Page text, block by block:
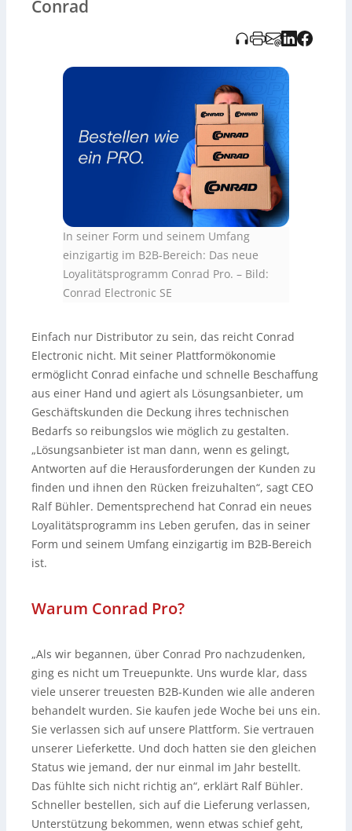
kostenlosen Versand bei jeder Bestellung, 30 Tage
erweitertes Zahlungsziel sowie 36 Monate Garantie auf
und ein spezieller Servicekontakt mit Antwortgarantie
innerhalb von maximal fünf Stunden. Im Kundenkonto
gibt es zudem eine transparente Übersicht über
Bestellhistorie, Einsparungen, genutzte Rabatte und
Mitgliedschaftsinformationen.
Conrad
In seiner Form und seinem Umfang
einzigartig im B2B-Bereich: Das neue
Loyalitätsprogramm Conrad Pro. – Bild:
Conrad Electronic SE
Einfach nur Distributor zu sein, das reicht Conrad
Electronic nicht. Mit seiner Plattformökonomie
ermöglicht Conrad einfache und schnelle Beschaffung
aus einer Hand und agiert als Lösungsanbieter, um
Geschäftskunden die Deckung ihres technischen
Bedarfs so reibungslos wie möglich zu gestalten.
„Lösungsanbieter ist man dann, wenn es gelingt,
Antworten auf die Herausforderungen der Kunden zu
finden und ihnen den Rücken freizuhalten“, sagt CEO
Ralf Bühler. Dementsprechend hat Conrad ein neues
Loyalitätsprogramm ins Leben gerufen, das in seiner
Form und seinem Umfang einzigartig im B2B-Bereich
ist.
Warum Conrad Pro?
„Als wir begannen, über Conrad Pro nachzudenken,
ging es nicht um Treuepunkte. Uns wurde klar, dass
viele unserer treuesten B2B-Kunden wie alle anderen
behandelt wurden. Sie kaufen jede Woche bei uns ein.
Sie verlassen sich auf unsere Plattform. Sie vertrauen
unserer Lieferkette. Und doch hatten sie den gleichen
Status wie jemand, der nur einmal im Jahr bestellt.
Das fühlte sich nicht richtig an“, erklärt Ralf Bühler.
Schneller bestellen, sich auf die Lieferung verlassen,
Unterstützung bekommen, wenn etwas schief geht,